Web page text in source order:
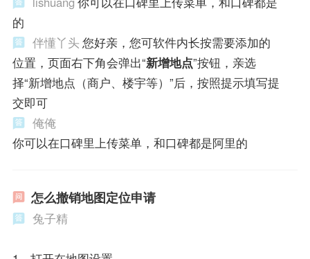
的
伴懂丫头 您好亲，您可软件内长按需要添加的
位置，页面右下角会弹出“新增地点”按钮，亲选
择“新增地点（商户、楼宇等）”后，按照提示填写提
交即可
俺俺
你可以在口碑里上传菜单，和口碑都是阿里的
怎么撤销地图定位申请
兔子精